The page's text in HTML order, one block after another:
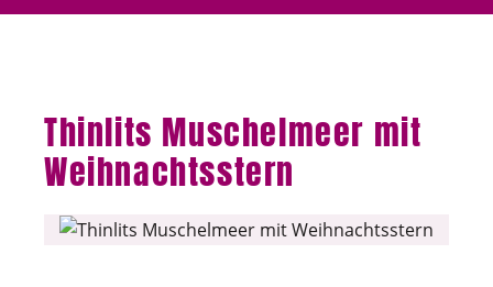
Thinlits Muschelmeer mit
Weihnachtsstern